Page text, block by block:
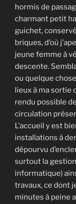
hormis de
charmant petit
guichet,
briques, d’où
jeune femme à
descente.
ou quelque
lieux à ma sortie
rendu possible
circulation
L’accueil y est
installations à
dépourvu
surtout la
informatique)
travaux, ce dont
minutes à peine